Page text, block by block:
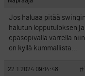
Jos haluaa pitää
halutun lopputuloksen
epäsopivalla varrella
on kyllä kummallista…
22.1.2024 09:14:48